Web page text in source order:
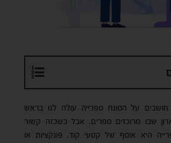
על המונח ספרייה עולה לנו בראש
שבו מרוכזים ספרים, אבל כשכזה קשור
היא אוסף של קטעי קוד, פונקציות או